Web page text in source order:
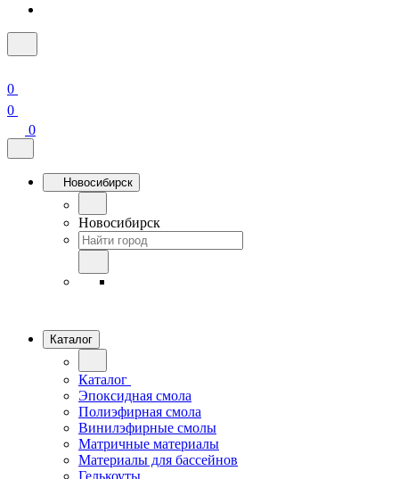
0
0
0
Новосибирск
Новосибирск
Каталог
Каталог
Эпоксидная смола
Полиэфирная смола
Винилэфирные смолы
Матричные материалы
Материалы для бассейнов
Гелькоуты